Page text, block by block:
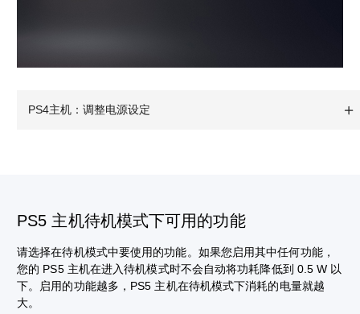
PS4主机：调整电源设定
PS5 主机待机模式下可用的功能
请选择在待机模式中要使用的功能。如果您启用其中任何功能，
您的 PS5 主机在进入待机模式时不会自动将功耗降低到 0.5 W 以
下。启用的功能越多，PS5 主机在待机模式下消耗的电量就越
大。